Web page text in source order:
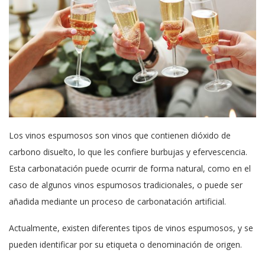
Los vinos espumosos son vinos que contienen dióxido de
carbono disuelto, lo que les confiere burbujas y efervescencia.
Esta carbonatación puede ocurrir de forma natural, como en el
caso de algunos vinos espumosos tradicionales, o puede ser
añadida mediante un proceso de carbonatación artificial.
Actualmente, existen diferentes tipos de vinos espumosos, y se
pueden identificar por su etiqueta o denominación de origen.